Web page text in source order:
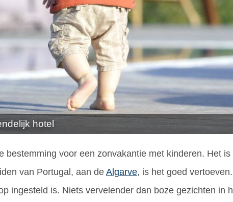
hotel
bestemming voor een zonvakantie met kinderen. Het
van Portugal, aan de Algarve, is het goed
ingesteld is. Niets vervelender dan boze gezichten in